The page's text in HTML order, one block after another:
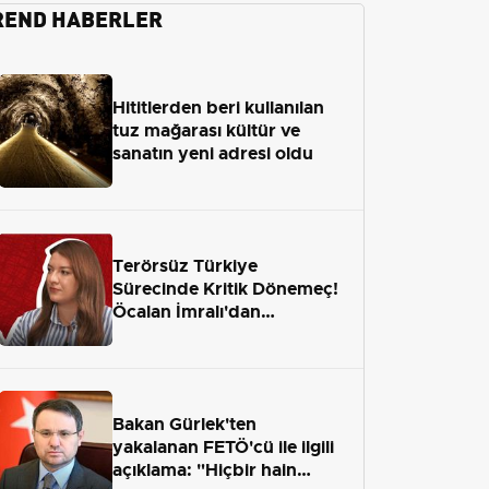
HABERLER
Hititlerden beri kullanılan
tuz mağarası kültür ve
sanatın yeni adresi oldu
Terörsüz Türkiye
Sürecinde Kritik Dönemeç!
Öcalan İmralı'dan
Bakan Gürlek'ten
yakalanan FETÖ'cü ile ilgili
açıklama: "Hiçbir hain